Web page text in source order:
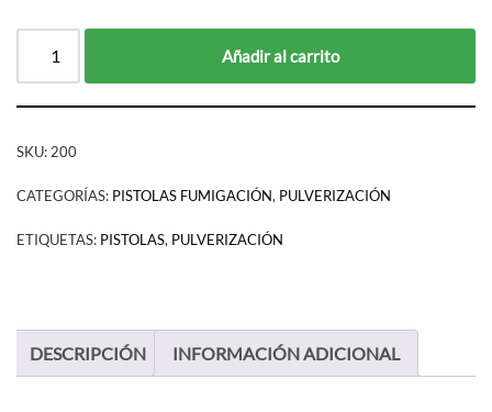
Añadir al carrito
SKU: 200
CATEGORÍAS: PISTOLAS FUMIGACIÓN, PULVERIZACIÓN
ETIQUETAS: PISTOLAS, PULVERIZACIÓN
DESCRIPCIÓN INFORMACIÓN ADICIONAL